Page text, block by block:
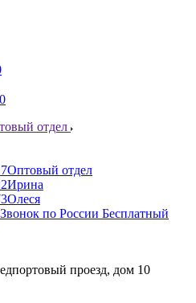
0
отдел
Оптовый отдел
Ирина
Олеся
Звонок по России Бесплатный
проезд, дом 10